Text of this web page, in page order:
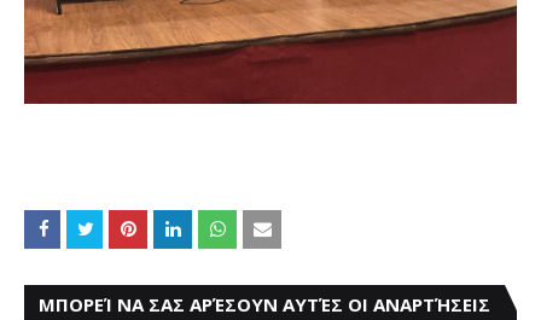
ΜΠΟΡΕΊ ΝΑ ΣΑΣ ΑΡΈΣΟΥΝ ΑΥΤΈΣ ΟΙ ΑΝΑΡΤΉΣΕΙΣ